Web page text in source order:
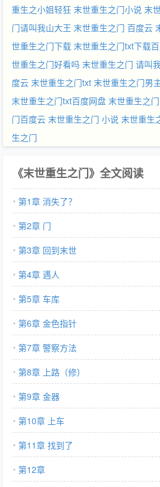
重生之小姐轻狂 末世重生之门小说 末
门请叫我山大王 末世重生之门 百度云
世重生之门下载 末世重生之门txt下载
世重生之门好看吗 末世重生之门 请叫
度云 末世重生之门txt 末世重生之门男
末世重生之门txt百度网盘 末世重生之
门百度云 末世重生之门 小说 末世重生
生之门
《末世重生之门》全文阅读
第1章 消失了？
第2章 门
第3章 回到末世
第4章 遇人
第5章 车库
第6章 金色指针
第7章 警察方法
第8章 上路（修）
第9章 金器
第10章 上车
第11章 找到了
第12章